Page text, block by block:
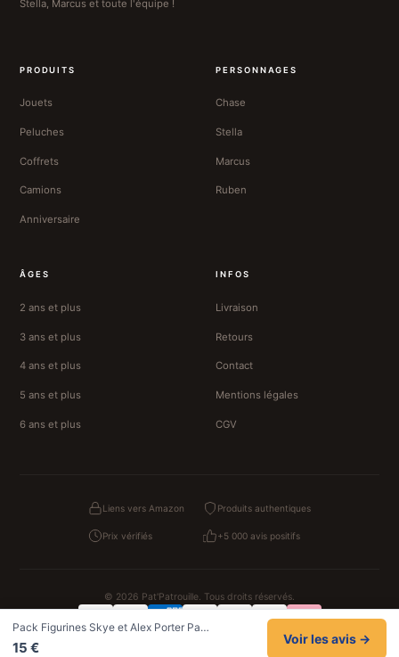
Stella, Marcus et toute l'équipe !
PRODUITS
Jouets
Peluches
Coffrets
Camions
Anniversaire
PERSONNAGES
Chase
Stella
Marcus
Ruben
ÂGES
2 ans et plus
3 ans et plus
4 ans et plus
5 ans et plus
6 ans et plus
INFOS
Livraison
Retours
Contact
Mentions légales
CGV
Liens vers Amazon Produits authentiques
Prix vérifiés +5 000 avis positifs
© 2026 Pat'Patrouille. Tous droits réservés.
ConfidentialitéCGV Cookies Mentions légales
Pack Figurines Skye et Alex Porter Pa…
15 €
Voir les avis →